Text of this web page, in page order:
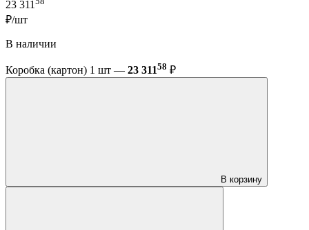
23 311
₽/шт
В наличии
Коробка (картон) 1 шт — 23 31158 ₽
В корзину